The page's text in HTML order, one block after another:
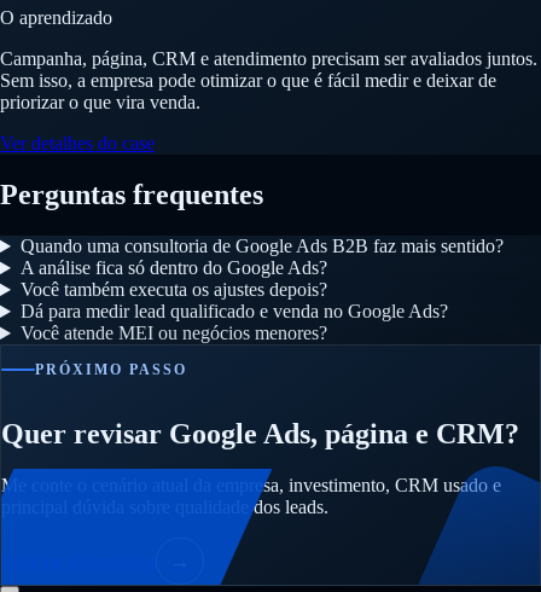
O aprendizado
Campanha, página, CRM e atendimento precisam ser avaliados juntos.
Sem isso, a empresa pode otimizar o que é fácil medir e deixar de
priorizar o que vira venda.
Ver detalhes do case
Perguntas frequentes
Quando uma consultoria de Google Ads B2B faz mais sentido?
A análise fica só dentro do Google Ads?
Você também executa os ajustes depois?
Dá para medir lead qualificado e venda no Google Ads?
Você atende MEI ou negócios menores?
PRÓXIMO PASSO
Quer revisar Google Ads, página e CRM?
Me conte o cenário atual da empresa, investimento, CRM usado e
principal dúvida sobre qualidade dos leads.